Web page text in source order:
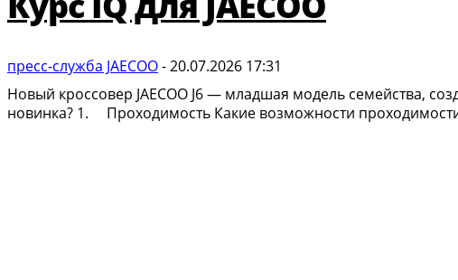
пресс-служба JAECOO-20.07.2026 17:31
Новый кроссовер JAECOO J6 — младшая модель семейства,
новинка? 1. Проходимость Какие возможности